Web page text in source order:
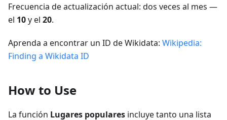
Frecuencia de actualización actual: dos veces al mes —
el 10y el 20.
Aprenda a encontrar un ID de Wikidata: Wikipedia:
Finding a Wikidata ID
How to Use
La función Lugares populares incluye tanto una lista